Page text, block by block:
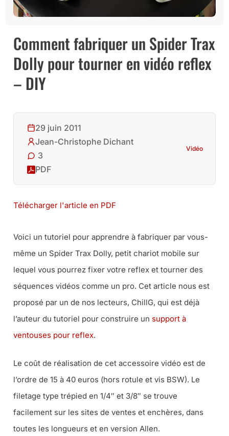
Comment fabriquer un Spider Trax
Dolly pour tourner en vidéo reflex
– DIY
29 juin 2011
Jean-Christophe Dichant
3
PDF
Vidéo
Télécharger l'article en PDF
Voici un tutoriel pour apprendre à fabriquer par vous-
même un Spider Trax Dolly, petit chariot mobile sur
lequel vous pourrez fixer votre reflex et tourner des
séquences vidéos comme un pro. Cet article nous est
proposé par un de nos lecteurs, ChillG, qui est déjà
l’auteur du tutoriel pour construire un support à
ventouses pour reflex.
Le coût de réalisation de cet accessoire vidéo est de
l’ordre de 15 à 40 euros (hors rotule et vis BSW). Le
filetage type trépied en 1/4″ et 3/8″ se trouve
facilement sur les sites de ventes et enchères, dans
toutes les longueurs et en version Allen.